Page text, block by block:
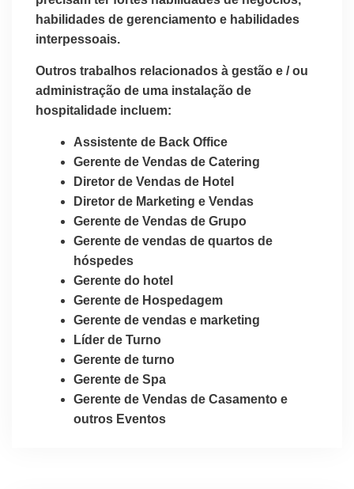
habilidades de gerenciamento e habilidades
interpessoais.
Outros trabalhos relacionados à gestão e / ou
administração de uma instalação de
hospitalidade incluem:
Assistente de Back Office
Gerente de Vendas de Catering
Diretor de Vendas de Hotel
Diretor de Marketing e Vendas
Gerente de Vendas de Grupo
Gerente de vendas de quartos de
hóspedes
Gerente do hotel
Gerente de Hospedagem
Gerente de vendas e marketing
Líder de Turno
Gerente de turno
Gerente de Spa
Gerente de Vendas de Casamento e
outros Eventos